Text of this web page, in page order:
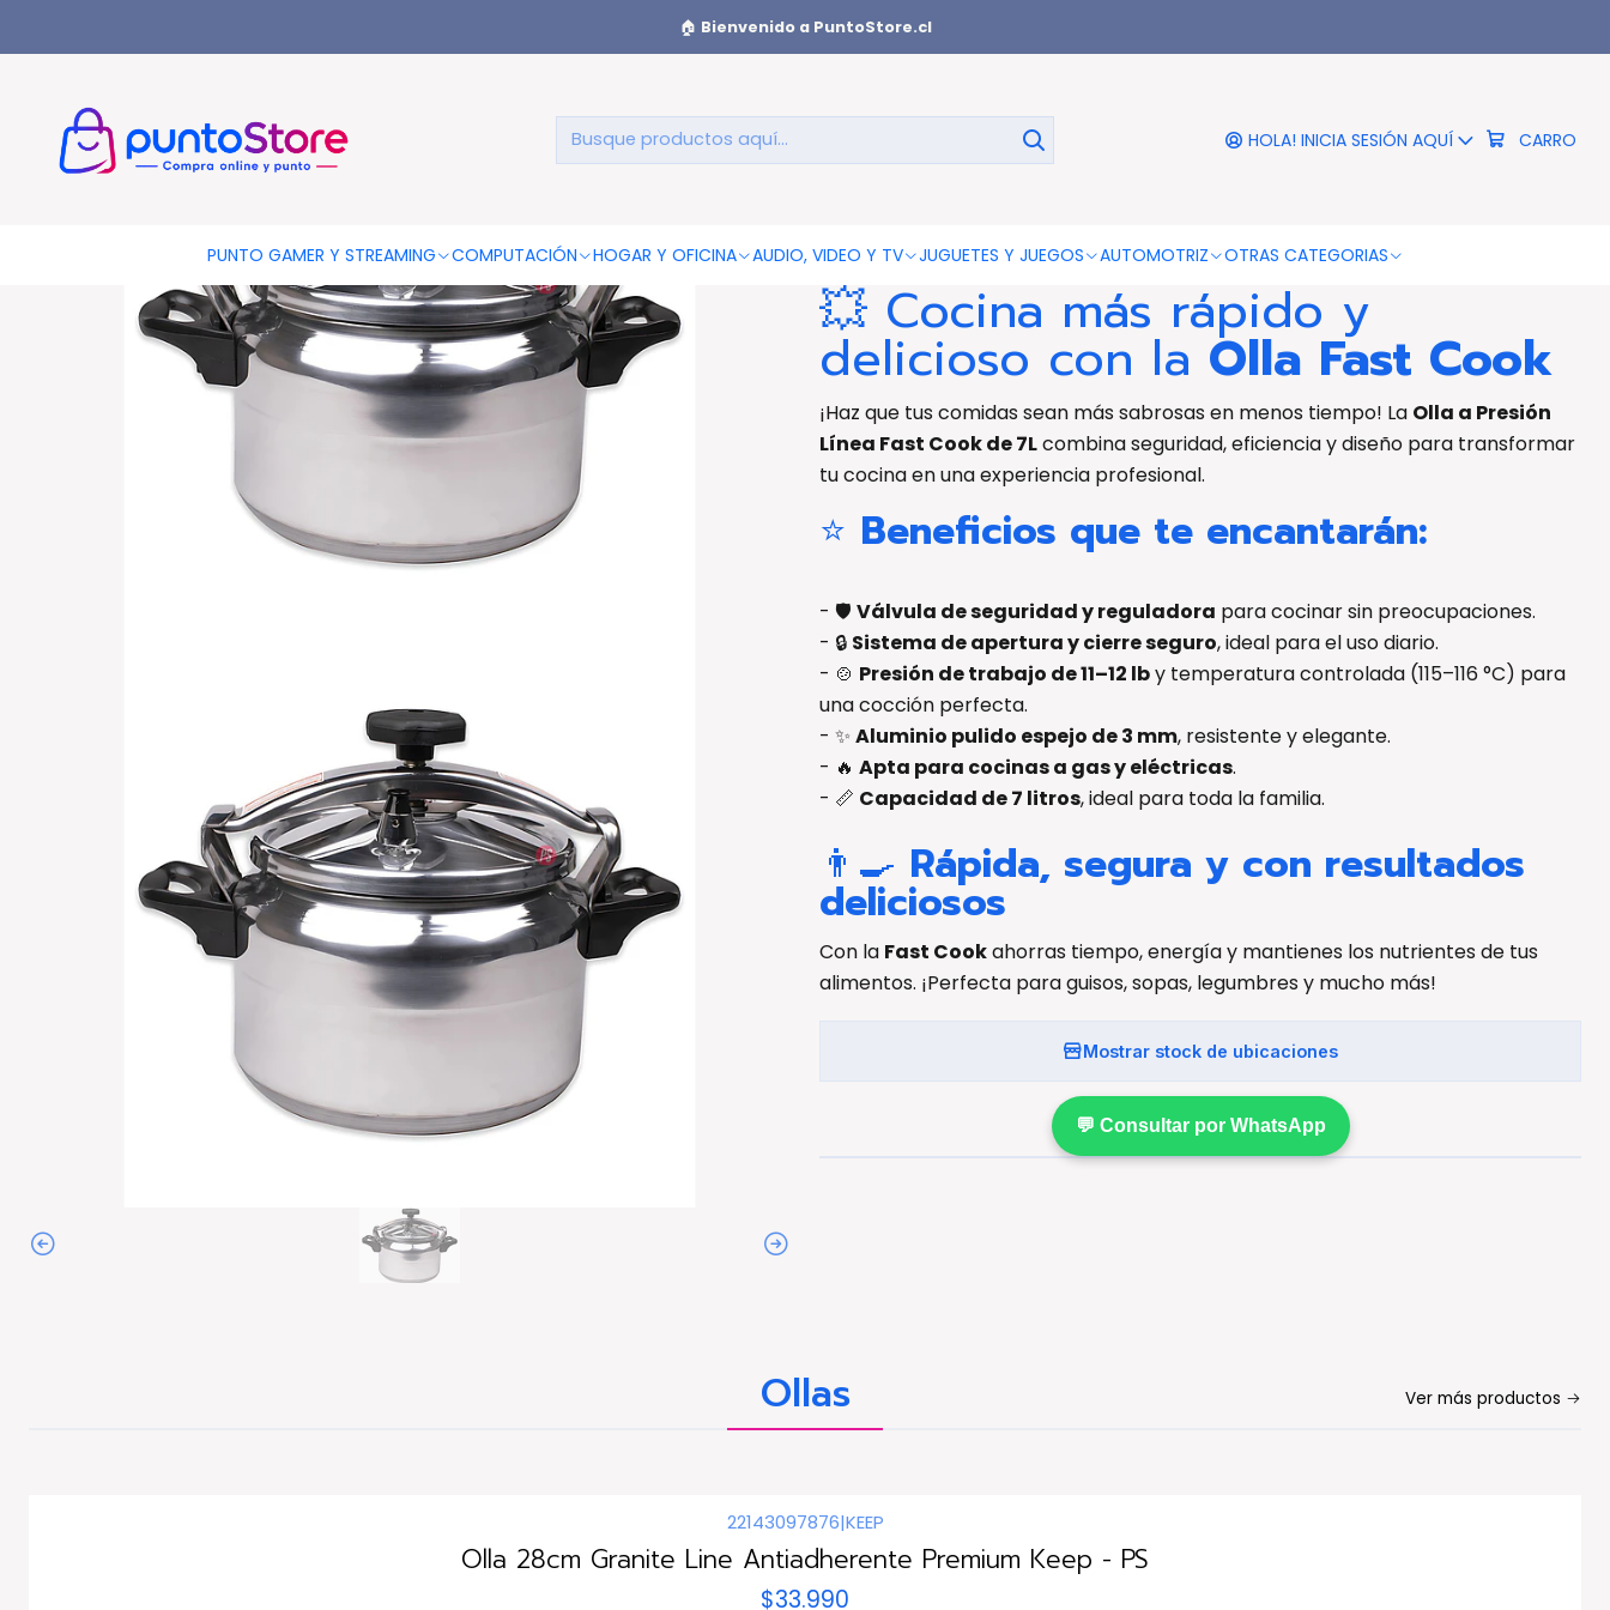
HOLA! INICIA SESIÓN AQUÍ CARRO
PUNTO GAMER Y STREAMING COMPUTACIÓN HOGAR Y OFICINA AUDIO, VIDEO Y TV JUGUETES Y JUEGOS AUTOMOTRIZ OTRAS CATEGORIAS
🏠 Bienvenido a PuntoStore.cl
Olla a Presión 7L Aluminio Pulido Fast Cook Doral - PS
Olla a Presión 7L Aluminio Pulido Fast
Cook Doral - PS
💥 Cocina más rápido y
delicioso con la Olla Fast Cook
¡Haz que tus comidas sean más sabrosas en menos tiempo! La Olla a Presión
Línea Fast Cook de 7Lcombina seguridad, eficiencia y diseño para transformar
tu cocina en una experiencia profesional.
⭐ Beneficios que te encantarán:
- 🛡️ Válvula de seguridad y reguladora para cocinar sin preocupaciones.
- 🔒 Sistema de apertura y cierre seguro, ideal para el uso diario.
- 🍲 Presión de trabajo de 11–12 lby temperatura controlada (115–116 °C) para
una cocción perfecta.
- ✨ Aluminio pulido espejo de 3 mm, resistente y elegante.
- 🔥 Apta para cocinas a gas y eléctricas.
- 📏 Capacidad de 7 litros, ideal para toda la familia.
👨‍🍳 Rápida, segura y con resultados
deliciosos
Con la Fast Cookahorras tiempo, energía y mantienes los nutrientes de tus
alimentos. ¡Perfecta para guisos, sopas, legumbres y mucho más!
Mostrar stock de ubicaciones
💬 Consultar por WhatsApp
Ollas Ver más productos
22143097876|KEEP
Olla 28cm Granite Line Antiadherente Premium Keep - PS
$33.990